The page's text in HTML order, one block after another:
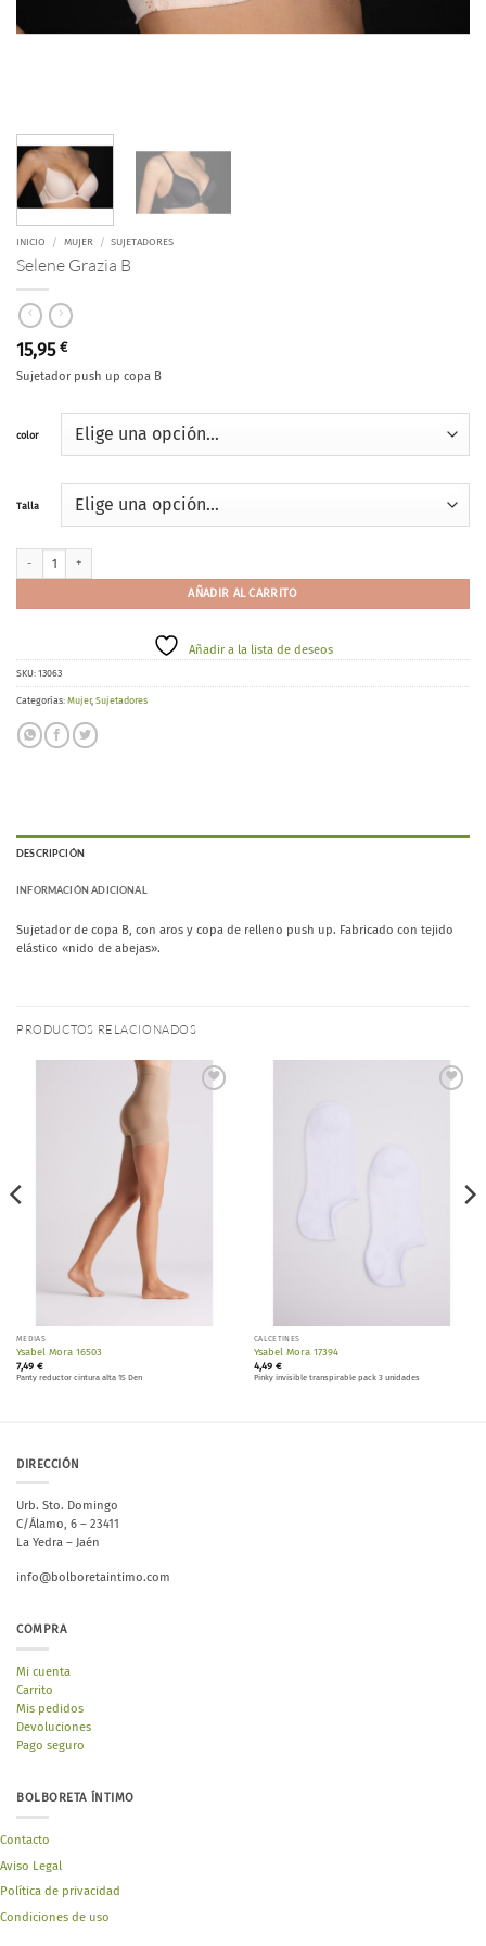
INICIO / MUJER / SUJETADORES
Selene Grazia B
15,95 €
Sujetador push up copa B
color
Talla
AÑADIR AL CARRITO
Añadir a la lista de deseos
SKU: 13063
Categorías: Mujer, Sujetadores
DESCRIPCIÓN
INFORMACIÓN ADICIONAL
Sujetador de copa B, con aros y copa de relleno push up. Fabricado con tejido
elástico «nido de abejas».
PRODUCTOS RELACIONADOS
MEDIAS
Ysabel Mora 16503
7,49 €
Panty reductor cintura alta 15 Den
CALCETINES
Ysabel Mora 17394
4,49 €
Pinky invisible transpirable pack 3 unidades
DIRECCIÓN
Urb. Sto. Domingo
C/Álamo, 6 – 23411
La Yedra – Jaén
info@bolboretaintimo.com
COMPRA
Mi cuenta
Carrito
Mis pedidos
Devoluciones
Pago seguro
BOLBORETA ÍNTIMO
Contacto
Aviso Legal
Política de privacidad
Condiciones de uso